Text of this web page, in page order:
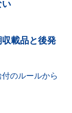
い
載品と後発
のルールから